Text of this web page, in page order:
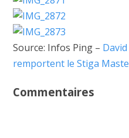
Source: Infos Ping –
remportent le Stiga
Commentaires